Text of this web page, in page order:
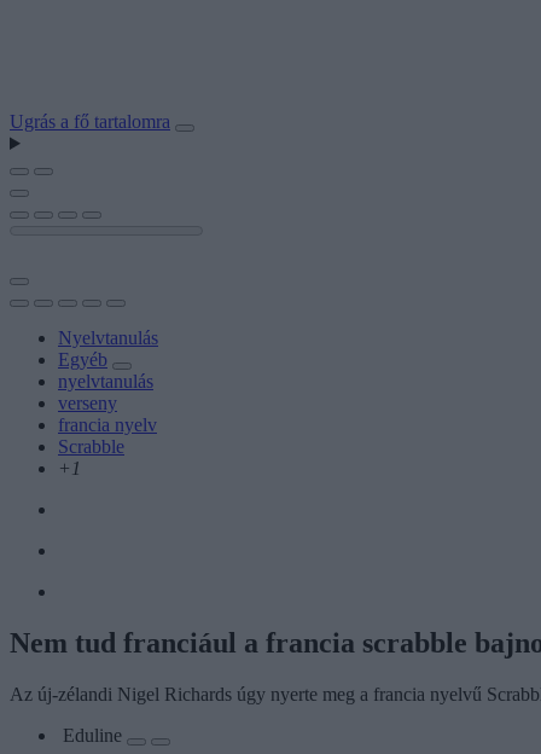
Ugrás a fő tartalomra
Nyelvtanulás
Egyéb
nyelvtanulás
verseny
francia nyelv
Scrabble
+1
Nem tud franciául a francia scrabble
Az új-zélandi Nigel Richards úgy nyerte meg a francia nyelvű
Eduline